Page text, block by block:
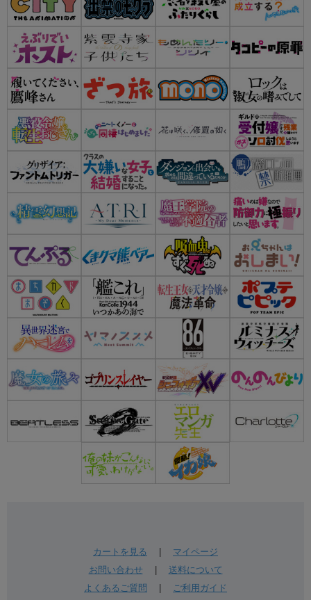
カートを見る
マイページ
お問い合わせ| 送料について
よくあるご質問
ご利用ガイド